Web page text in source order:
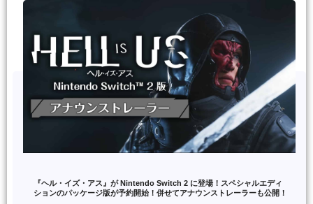
『ヘル・イズ・アス』が Nintendo Switch 2 に登場！スペシャルエディ
ションのパッケージ版が予約開始！併せてアナウンストレーラーも公開！